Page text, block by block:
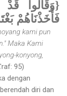
{وَقَالُوا
فَأَخَذْنَاهُمْ
kami pun
Maka Kami
konyong,
95)
dengan
diri dan